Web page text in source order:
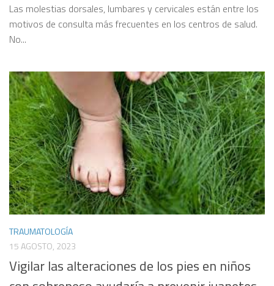
Las molestias dorsales, lumbares y cervicales están entre los
motivos de consulta más frecuentes en los centros de salud.
No...
TRAUMATOLOGÍA
15 AGOSTO, 2023
Vigilar las alteraciones de los pies en niños